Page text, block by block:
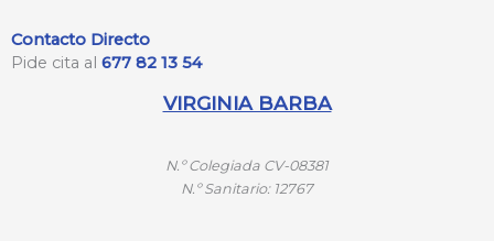
Contacto Directo
Pide cita al 677 82 13 54
VIRGINIA BARBA
N.º Colegiada CV-08381
N.ºSanitario: 12767